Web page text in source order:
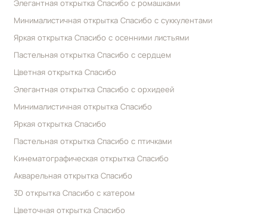
Элегантная открытка Спасибо с ромашками
Минималистичная открытка Спасибо с суккулентами
Яркая открытка Спасибо с осенними листьями
Пастельная открытка Спасибо с сердцем
Цветная открытка Спасибо
Элегантная открытка Спасибо с орхидеей
Минималистичная открытка Спасибо
Яркая открытка Спасибо
Пастельная открытка Спасибо с птичками
Кинематографическая открытка Спасибо
Акварельная открытка Спасибо
3D открытка Спасибо с катером
Цветочная открытка Спасибо